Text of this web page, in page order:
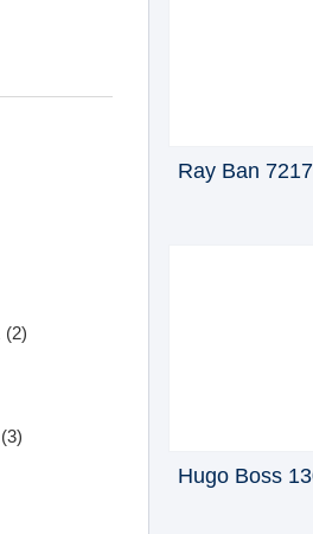
(2)
(3)
Ray Ban 7217
Hugo Boss